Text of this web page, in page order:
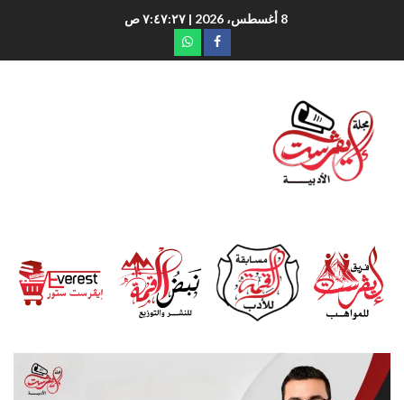
8 أغسطس، 2026 | ٧:٤٧:٢٨ ص